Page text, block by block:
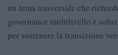
un tema trasversale che
governance multilivello e
per sostenere la transizione